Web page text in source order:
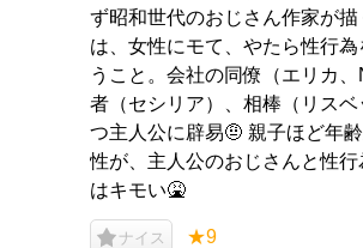
ず昭和世代のおじさん作家が
は、女性にモて、やたら性行
うこと。会社の同僚（エリカ
者（セシリア）、相棒（リス
つ主人公に辟易🤨 親子ほど年
性が、主人公のおじさんと性
はキモい🤮
ナイス ★9